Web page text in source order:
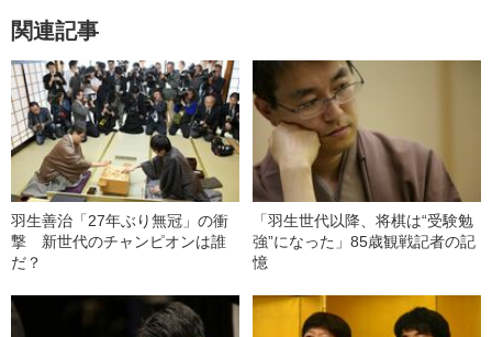
関連記事
羽生善治「27年ぶり無冠」の衝
撃 新世代のチャンピオンは誰
だ？
「羽生世代以降、将棋は“受験勉
強”になった」85歳観戦記者の記
憶